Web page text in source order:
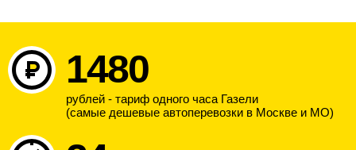
1480
рублей - тариф одного часа Газели
(самые дешевые автоперевозки в Москве и МО)